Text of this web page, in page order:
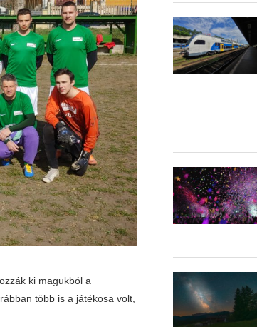
ki magukból a
több is a játékosa volt,